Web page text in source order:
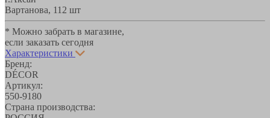
Вартанова, 11 2 шт
* Можно забрать в магазине,
если заказать сегодня
Характеристики
Бренд:
DÉCOR
Артикул:
550-9180
Страна производства: